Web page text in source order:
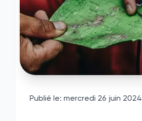
Publié le: mercredi 26 juin 2024